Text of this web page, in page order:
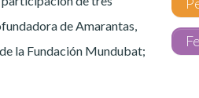
de Amarantas,
la Fundación Mundubat;